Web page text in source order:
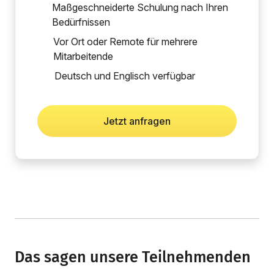
Maßgeschneiderte Schulung nach Ihren
Bedürfnissen
Vor Ort oder Remote für mehrere
Mitarbeitende
Deutsch und Englisch verfügbar
Jetzt anfragen
Das sagen unsere Teilnehmenden